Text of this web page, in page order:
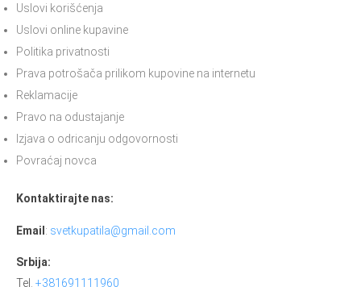
Uslovi korišćenja
Uslovi online kupavine
Politika privatnosti
Prava potrošača prilikom kupovine na internetu
Reklamacije
Pravo na odustajanje
Izjava o odricanju odgovornosti
Povraćaj novca
Kontaktirajte nas:
Email : svetkupatila@gmail.com
Srbija:
Tel. +381691111960